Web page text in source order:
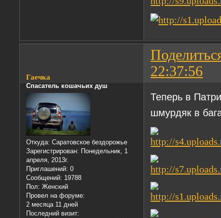
22:37:56
Гаечка
Спасатель кошачьих душ
Откуда: Саратовское бездорожье
Зарегистрирован: Понедельник, 1
апреля, 2013г.
Приглашений: 0
Сообщений: 19788
Пол: Женский
Провел на форуме:
2 месяца 11 дней
Последний визит:
Теперь в
шмурдяк в